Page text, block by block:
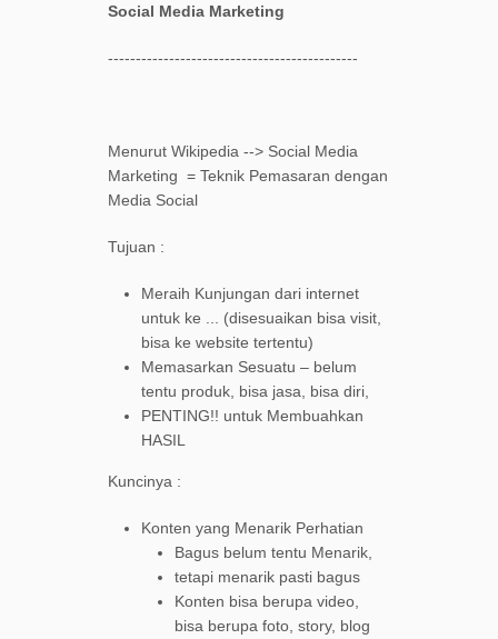
Social Media Marketing
---------------------------------------------
Menurut Wikipedia --> Social Media
Marketing = Teknik Pemasaran dengan
Media Social
Tujuan :
Meraih Kunjungan dari internet
untuk ke ... (disesuaikan bisa visit,
bisa ke website tertentu)
Memasarkan Sesuatu – belum
tentu produk, bisa jasa, bisa diri,
PENTING!! untuk Membuahkan
HASIL
Kuncinya :
Konten yang Menarik Perhatian
Bagus belum tentu Menarik,
tetapi menarik pasti bagus
Konten bisa berupa video,
bisa berupa foto, story, blog